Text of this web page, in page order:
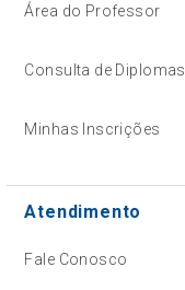
Área do Professor
Consulta de Diplomas
Minhas Inscrições
Atendimento
Fale Conosco